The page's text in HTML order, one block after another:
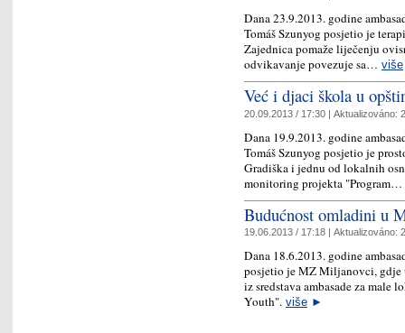
Dana 23.9.2013. godine
Tomáš Szunyog posjetio je
Zajednica pomaže liječenju
odvikavanje povezuje sa… više
Već i djaci škola u
20.09.2013 / 17:30 | Aktualizováno:
Dana 19.9.2013. godine
Tomáš Szunyog posjetio je
Gradiška i jednu od lokalnih
monitoring projekta "Program…
Budućnost omladini u
19.06.2013 / 17:18 | Aktualizováno:
Dana 18.6.2013. godine
posjetio je MZ Miljanovci, gdje
iz sredstava ambasade za male
Youth". više ►